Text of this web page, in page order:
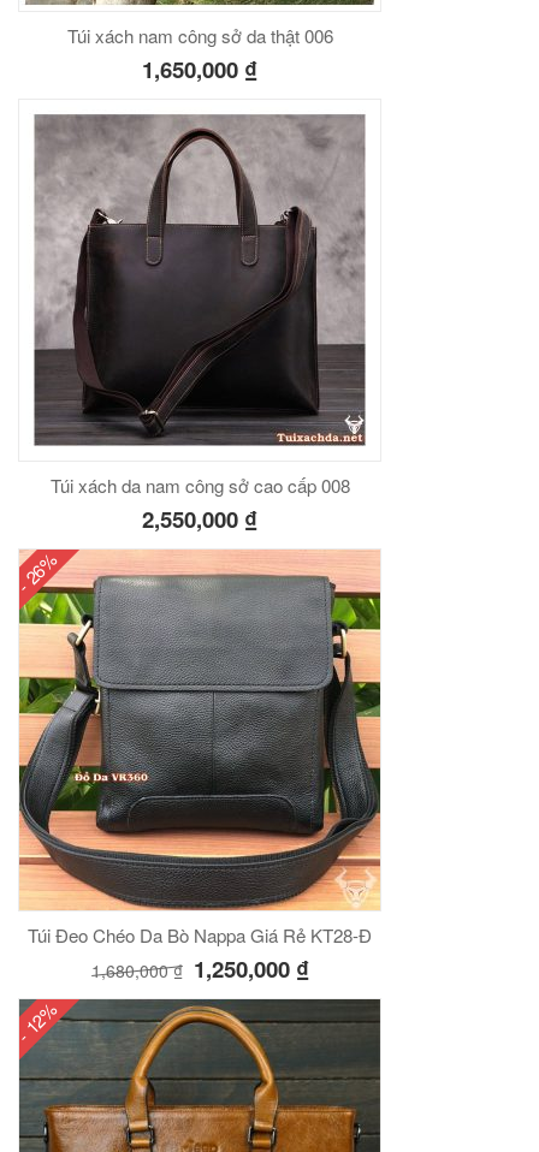
Túi xách nam công sở da thật 006
1,650,000 ₫
Túi xách da nam công sở cao cấp 008
2,550,000 ₫
- 26%
Túi Đeo Chéo Da Bò Nappa Giá Rẻ KT28-Đ
1,680,000₫ 1,250,000 ₫
- 12%
hàn quốc cao cấp